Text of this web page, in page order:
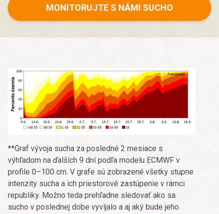
MONITORUJTE S NÁMI SUCHO
**Graf vývoja sucha za posledné 2 mesiace s
výhľadom na ďalších 9 dní podľa modelu ECMWF v
profile 0–100 cm. V grafe sú zobrazené všetky stupne
intenzity sucha a ich priestorové zastúpenie v rámci
republiky. Možno teda prehľadne sledovať ako sa
sucho v poslednej dobe vyvíjalo a aj aký bude jeho